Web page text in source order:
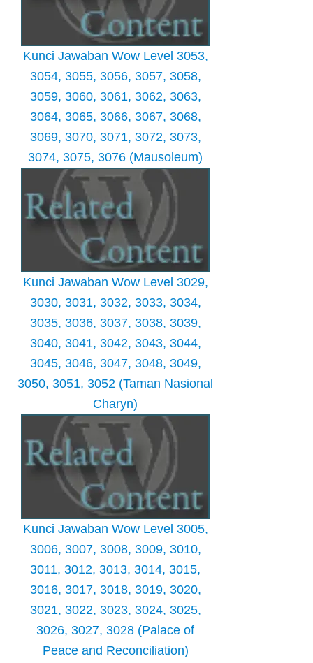
Kunci Jawaban Wow Level 3053,
3054, 3055, 3056, 3057, 3058,
3059, 3060, 3061, 3062, 3063,
3064, 3065, 3066, 3067, 3068,
3069, 3070, 3071, 3072, 3073,
3074, 3075, 3076 (Mausoleum)
Kunci Jawaban Wow Level 3029,
3030, 3031, 3032, 3033, 3034,
3035, 3036, 3037, 3038, 3039,
3040, 3041, 3042, 3043, 3044,
3045, 3046, 3047, 3048, 3049,
3050, 3051, 3052 (Taman Nasional
Charyn)
Kunci Jawaban Wow Level 3005,
3006, 3007, 3008, 3009, 3010,
3011, 3012, 3013, 3014, 3015,
3016, 3017, 3018, 3019, 3020,
3021, 3022, 3023, 3024, 3025,
3026, 3027, 3028 (Palace of
Peace and Reconciliation)